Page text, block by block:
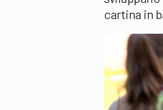
cartina in